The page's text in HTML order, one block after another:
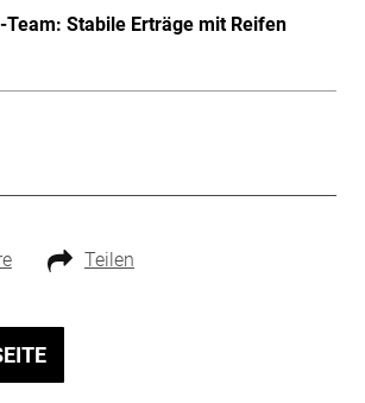
Team: Stabile Erträge mit Reifen
Teilen